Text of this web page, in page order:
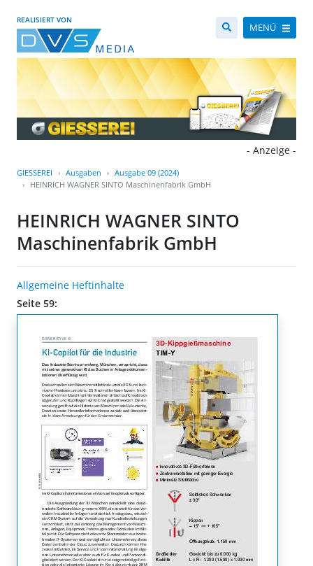
REALISIERT VON
MENÜ
- Anzeige -
GIESSEREI Ausgaben
Ausgabe 09 (2024)
HEINRICH WAGNER SINTO Maschinenfabrik GmbH
HEINRICH WAGNER SINTO
Maschinenfabrik GmbH
Allgemeine Heftinhalte
Seite 59: